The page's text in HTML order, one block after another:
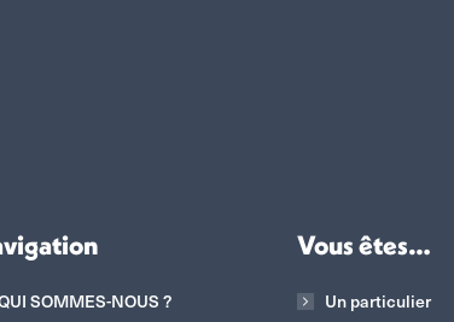
SOMMES-NOUS ?
Vous êtes…
Un particulier